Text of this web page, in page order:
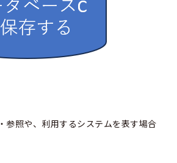
参照や、利用するシステムを表す場合